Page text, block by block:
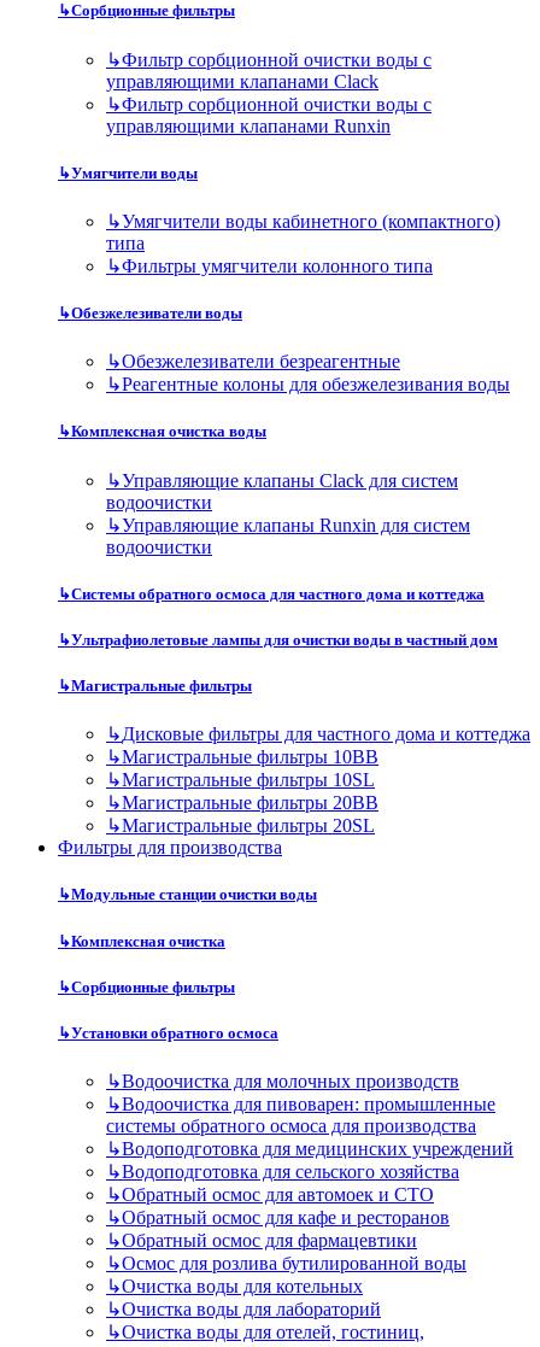
↳Сорбционные фильтры
↳Фильтр сорбционной очистки воды с
управляющими клапанами Clack
↳Фильтр сорбционной очистки воды с
управляющими клапанами Runxin
↳Умягчители воды
↳Умягчители воды кабинетного (компактного)
типа
↳Фильтры умягчители колонного типа
↳Обезжелезиватели воды
↳Обезжелезиватели безреагентные
↳Реагентные колоны для обезжелезивания воды
↳Комплексная очистка воды
↳Управляющие клапаны Clack для систем
водоочистки
↳Управляющие клапаны Runxin для систем
водоочистки
↳Системы обратного осмоса для частного дома и коттеджа
↳Ультрафиолетовые лампы для очистки воды в частный дом
↳Магистральные фильтры
↳Дисковые фильтры для частного дома и коттеджа
↳Магистральные фильтры 10BB
↳Магистральные фильтры 10SL
↳Магистральные фильтры 20BB
↳Магистральные фильтры 20SL
Фильтры для производства
↳Модульные станции очистки воды
↳Комплексная очистка
↳Сорбционные фильтры
↳Установки обратного осмоса
↳Водоочистка для молочных производств
↳Водоочистка для пивоварен: промышленные
системы обратного осмоса для производства
↳Водоподготовка для медицинских учреждений
↳Водоподготовка для сельского хозяйства
↳Обратный осмос для автомоек и СТО
↳Обратный осмос для кафе и ресторанов
↳Обратный осмос для фармацевтики
↳Осмос для розлива бутилированной воды
↳Очистка воды для котельных
↳Очистка воды для лабораторий
↳Очистка воды для отелей, гостиниц,